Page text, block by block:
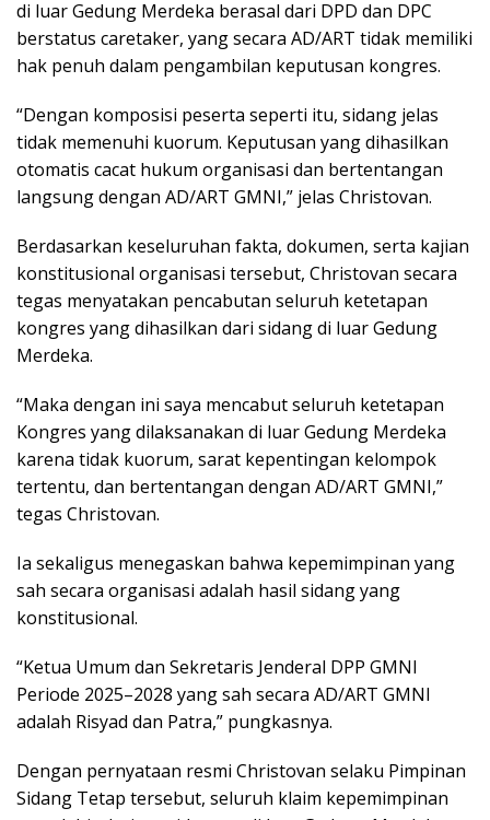
di luar Gedung Merdeka berasal dari DPD dan DPC
berstatus caretaker, yang secara AD/ART tidak memiliki
hak penuh dalam pengambilan keputusan kongres.
‎“Dengan komposisi peserta seperti itu, sidang jelas
tidak memenuhi kuorum. Keputusan yang dihasilkan
otomatis cacat hukum organisasi dan bertentangan
langsung dengan AD/ART GMNI,” jelas Christovan.
‎Berdasarkan keseluruhan fakta, dokumen, serta kajian
konstitusional organisasi tersebut, Christovan secara
tegas menyatakan pencabutan seluruh ketetapan
kongres yang dihasilkan dari sidang di luar Gedung
Merdeka.
‎“Maka dengan ini saya mencabut seluruh ketetapan
Kongres yang dilaksanakan di luar Gedung Merdeka
karena tidak kuorum, sarat kepentingan kelompok
tertentu, dan bertentangan dengan AD/ART GMNI,”
tegas Christovan.
‎Ia sekaligus menegaskan bahwa kepemimpinan yang
sah secara organisasi adalah hasil sidang yang
konstitusional.
‎“Ketua Umum dan Sekretaris Jenderal DPP GMNI
Periode 2025–2028 yang sah secara AD/ART GMNI
adalah Risyad dan Patra,” pungkasnya.
‎Dengan pernyataan resmi Christovan selaku Pimpinan
Sidang Tetap tersebut, seluruh klaim kepemimpinan